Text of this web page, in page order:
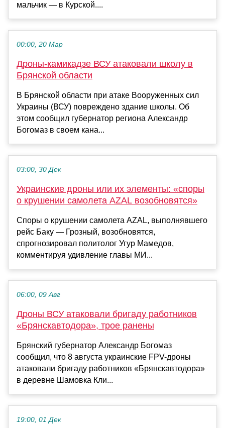
мальчик — в Курской....
00:00, 20 Мар
Дроны-камикадзе ВСУ атаковали школу в
Брянской области
В Брянской области при атаке Вооруженных сил
Украины (ВСУ) повреждено здание школы. Об
этом сообщил губернатор региона Александр
Богомаз в своем кана...
03:00, 30 Дек
Украинские дроны или их элементы: «споры
о крушении самолета AZAL возобновятся»
Споры о крушении самолета AZAL, выполнявшего
рейс Баку — Грозный, возобновятся,
спрогнозировал политолог Угур Мамедов,
комментируя удивление главы МИ...
06:00, 09 Авг
Дроны ВСУ атаковали бригаду работников
«Брянскавтодора», трое ранены
Брянский губернатор Александр Богомаз
сообщил, что 8 августа украинские FPV-дроны
атаковали бригаду работников «Брянскавтодора»
в деревне Шамовка Кли...
19:00, 01 Дек